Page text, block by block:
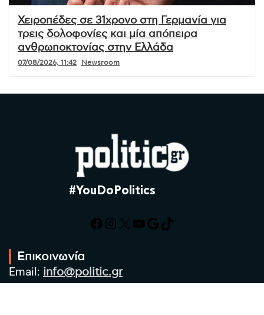
Χειροπέδες σε 31χρονο στη Γερμανία για
τρεις δολοφονίες και μία απόπειρα
ανθρωποκτονίας στην Ελλάδα
07/08/2026, 11:42 Newsroom
#YouDoPolitics
Facebook
Instagram
X YouTube
Google
TikTok
Επικοινωνία
Email: info@politic.gr
Τηλ: